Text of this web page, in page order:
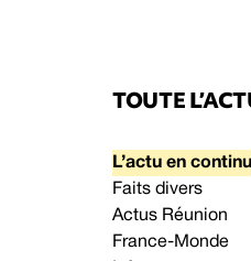
TOUTE
L’actu en continu
Faits divers
Actus Réunion
France-Monde